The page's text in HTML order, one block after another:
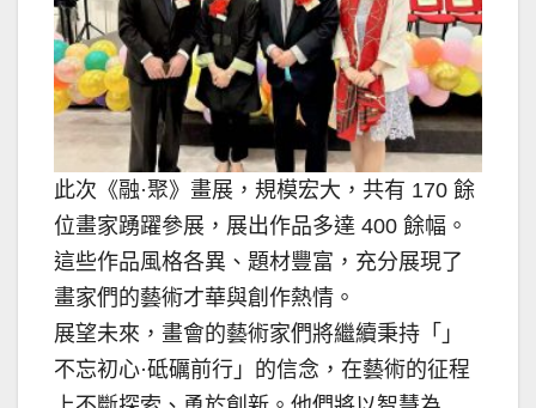
此次《融·聚》畫展，規模宏大，共有 170 餘
位畫家踴躍參展，展出作品多達 400 餘幅。
這些作品風格各異、題材豐富，充分展現了
畫家們的藝術才華與創作熱情。
展望未來，畫會的藝術家們將繼續秉持「」
不忘初心·砥礪前行」的信念，在藝術的征程